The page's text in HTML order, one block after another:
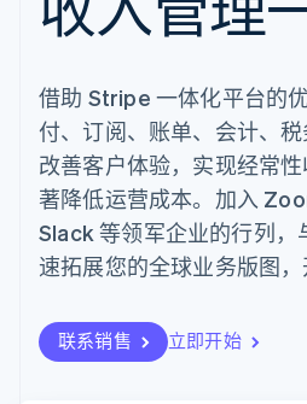
面
Elements
methods
接入 125+ 种支
付方式
Authorization
Boost
支付成功率优
化
Link
加速结账
Invoicing
一次性或定
销售税和增
税自动化
Revenue
会计自动化
Stripe
自定义报告
Data
数据同步
加密货币
财务自动化
全球化企业
应用内支付
交易市场
资金管理
平台
SaaS
构建平台或交易
管理订阅
提供按用量计费
发行稳定币支持
通过智能体配置
务
应用集成
获取支持
公司
产品路线图
Sessions 年
招聘
资讯中心
借助 Stripe 一体化平台的
付、订阅、账单、会计、
改善客户体验，实现经常
著降低运营成本。加入
Slack 等领军企业的行列，
速拓展您的全球业务版图，
联系销售 立即开始